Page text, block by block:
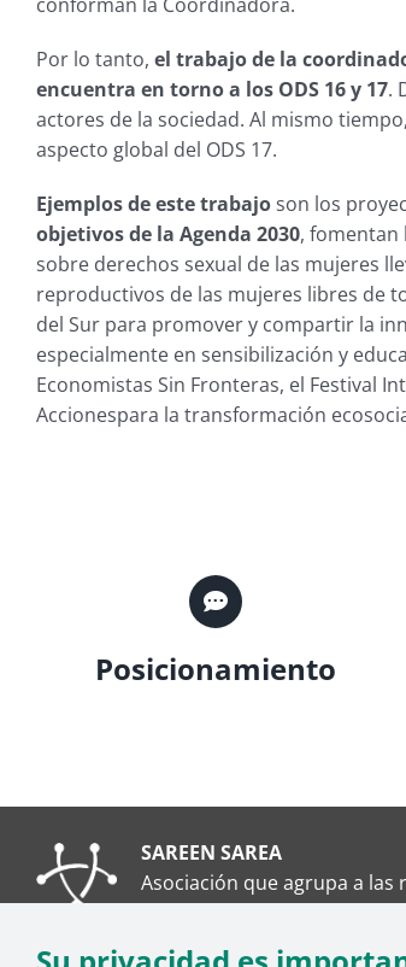
Por lo tanto, el trabajo de la
encuentra en torno a los ODS 16 y 17.
actores de la sociedad. Al mismo
aspecto global del ODS 17.
Ejemplos de este trabajoson los
objetivos de la Agenda 2030, fomentan
sobre derechos sexual de las mujeres
reproductivos de las mujeres libres de
del Sur para promover y compartir la
especialmente en sensibilización y
Economistas Sin Fronteras, el Festival
Accionespara la transformación
Posicionamiento
SAREEN SAREA
Asociación que agrupa a las